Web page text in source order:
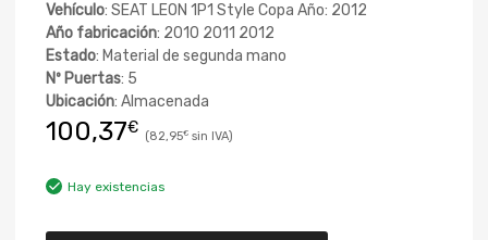
Vehículo: SEAT LEON 1P1 Style Copa Año: 2012
Año fabricación: 2010 2011 2012
Estado: Material de segunda mano
Nº Puertas: 5
Ubicación: Almacenada
100,37€ 82,95€
Hay existencias